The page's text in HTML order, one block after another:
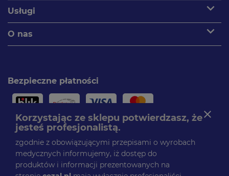
Usługi expand_more
O nas expand_more
Bezpieczne płatności
Paczki dostarczamy
Korzystając ze sklepu potwierdzasz, że
jesteś profesjonalistą.
zgodnie z obowiązującymi przepisami o wyrobach
medycznych informujemy, iż dostęp do
produktów i informacji prezentowanych na
close